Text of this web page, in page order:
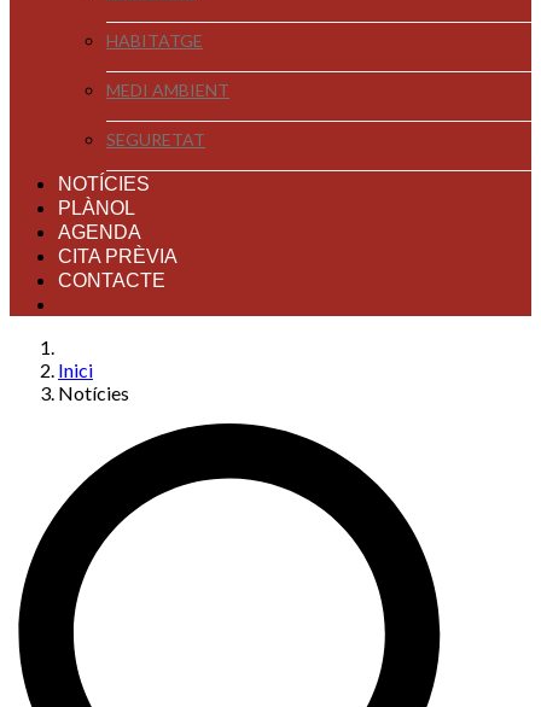
HABITATGE
MEDI AMBIENT
SEGURETAT
NOTÍCIES
PLÀNOL
AGENDA
CITA PRÈVIA
CONTACTE
Inici
Notícies